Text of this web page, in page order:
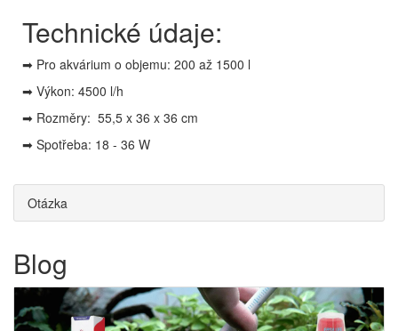
Technické údaje:
➡ Pro akvárium o objemu: 200 až 1500 l
➡ Výkon: 4500 l/h
➡ Rozměry: 55,5 x 36 x 36 cm
➡ Spotřeba: 18 - 36 W
Otázka
Blog